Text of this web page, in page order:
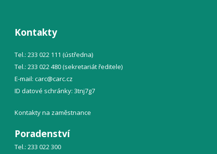
Kontakty
Tel.: 233 022 111 (ústředna)
Tel.: 233 022 480 (sekretariát ředitele)
E-mail: carc@carc.cz
ID datové schránky: 3tnj7g7
Kontakty na zaměstnance
Poradenství
Tel.: 233 022 300